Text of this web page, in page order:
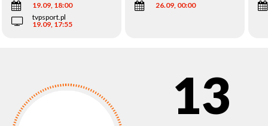
19.09, 18:00
tvpsport.pl
19.09, 17:55
26.09, 00:00
13